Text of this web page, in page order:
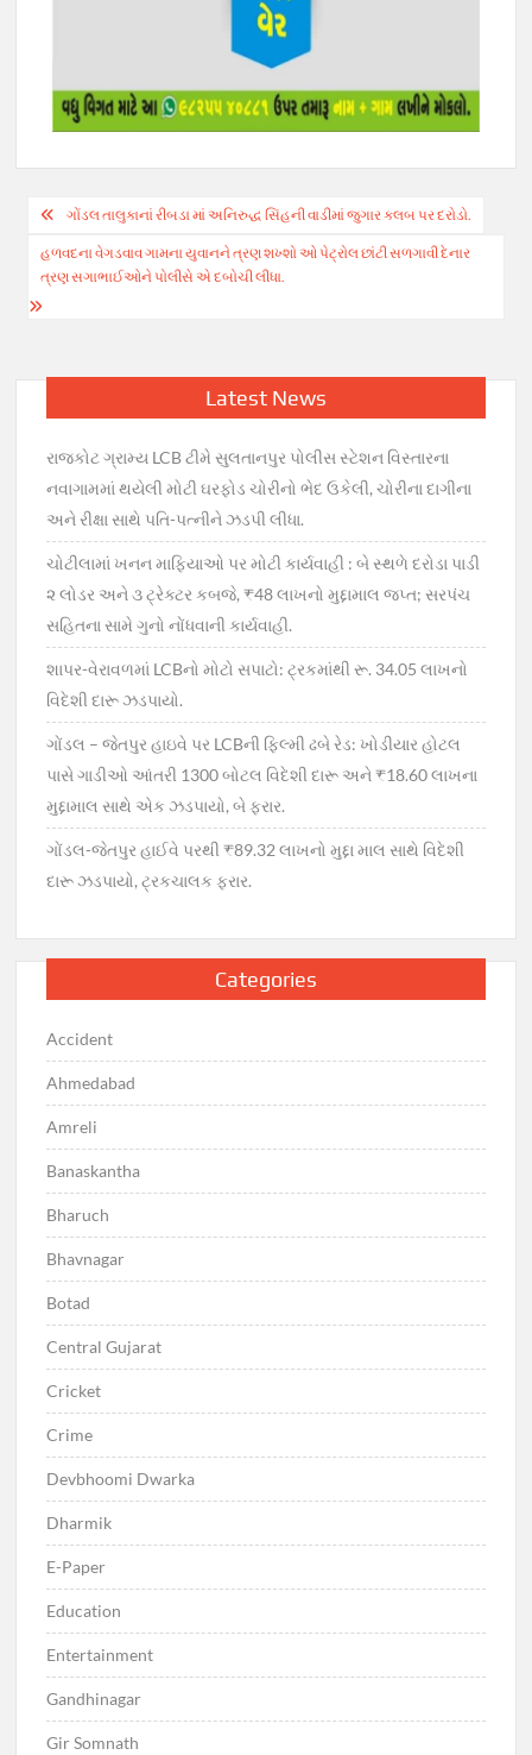
Post
navigation
ગોંડલ તાલુકાનાં રીબડા માં અનિરુદ્ધ સિંહની વાડીમાં જુગાર કલબ પર દરોડો.
હળવદના વેગડવાવ ગામના યુવાનને ત્રણ શખ્શો ઓ પેટ્રોલ છાંટી સળગાવી દેનાર
ત્રણ સગાભાઈઓને પોલીસે એ દબોચી લીધા.
Latest News
રાજકોટ ગ્રામ્ય LCB ટીમે સુલતાનપુર પોલીસ સ્ટેશન વિસ્તારના
નવાગામમાં થયેલી મોટી ઘરફોડ ચોરીનો ભેદ ઉકેલી, ચોરીના દાગીના
અને રીક્ષા સાથે પતિ-પત્નીને ઝડપી લીધા.
ચોટીલામાં ખનન માફિયાઓ પર મોટી કાર્યવાહી : બે સ્થળે દરોડા પાડી
૨ લોડર અને ૩ ટ્રેક્ટર કબજે, ₹48 લાખનો મુદ્દામાલ જપ્ત; સરપંચ
સહિતના સામે ગુનો નોંધવાની કાર્યવાહી.
શાપર-વેરાવળમાં LCBનો મોટો સપાટો: ટ્રકમાંથી રૂ. 34.05 લાખનો
વિદેશી દારૂ ઝડપાયો.
ગોંડલ – જેતપુર હાઇવે પર LCBની ફિલ્મી ઢબે રેડ: ખોડીયાર હોટલ
પાસે ગાડીઓ આંતરી 1300 બોટલ વિદેશી દારૂ અને ₹18.60 લાખના
મુદ્દામાલ સાથે એક ઝડપાયો, બે ફરાર.
ગોંડલ-જેતપુર હાઈવે પરથી ₹89.32 લાખનો મુદ્દા માલ સાથે વિદેશી
દારૂ ઝડપાયો, ટ્રકચાલક ફરાર.
Categories
Accident
Ahmedabad
Amreli
Banaskantha
Bharuch
Bhavnagar
Botad
Central Gujarat
Cricket
Crime
Devbhoomi Dwarka
Dharmik
E-Paper
Education
Entertainment
Gandhinagar
Gir Somnath